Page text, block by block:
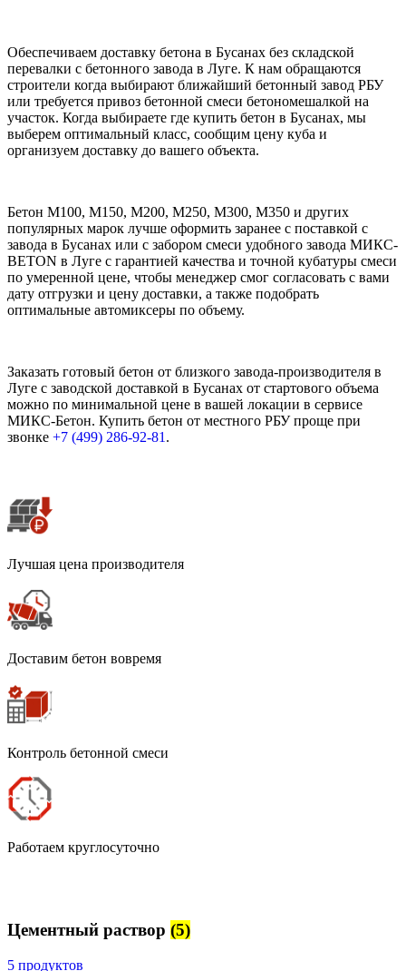
Обеспечиваем доставку бетона в Бусанах без складской
перевалки с бетонного завода в Луге. К нам обращаются
строители когда выбирают ближайший бетонный завод РБУ
или требуется привоз бетонной смеси бетономешалкой на
участок. Когда выбираете где купить бетон в Бусанах, мы
выберем оптимальный класс, сообщим цену куба и
организуем доставку до вашего объекта.
Бетон М100, М150, М200, М250, М300, М350 и других
популярных марок лучше оформить заранее с поставкой с
завода в Бусанах или с забором смеси удобного завода МИКС-
BETON в Луге с гарантией качества и точной кубатуры смеси
по умеренной цене, чтобы менеджер смог согласовать с вами
дату отгрузки и цену доставки, а также подобрать
оптимальные автомиксеры по объему.
Заказать готовый бетон от близкого завода-производителя в
Луге с заводской доставкой в Бусанах от стартового объема
можно по минимальной цене в вашей локации в сервисе
МИКС-Бетон. Купить бетон от местного РБУ проще при
звонке +7 (499) 286-92-81 .
Лучшая цена производителя
Доставим бетон вовремя
Контроль бетонной смеси
Работаем круглосуточно
Цементный раствор (5)
5 продуктов